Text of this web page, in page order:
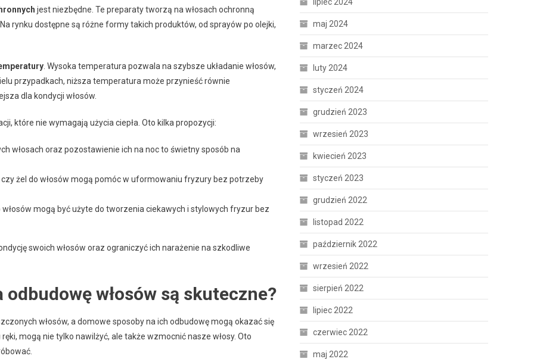
jest niezbędne. Te preparaty tworzą na włosach ochronną
rynku dostępne są różne formy takich produktów, od sprayów po olejki,
. Wysoka temperatura pozwala na szybsze układanie włosów,
przypadkach, niższa temperatura może przynieść równie
dla kondycji włosów.
które nie wymagają użycia ciepła. Oto kilka propozycji:
włosach oraz pozostawienie ich na noc to świetny sposób na
czy żel do włosów mogą pomóc w uformowaniu fryzury bez potrzeby
włosów mogą być użyte do tworzenia ciekawych i stylowych fryzur bez
swoich włosów oraz ograniczyć ich narażenie na szkodliwe
włosów są skuteczne?
włosów, a domowe sposoby na ich odbudowę mogą okazać się
mogą nie tylko nawilżyć, ale także wzmocnić nasze włosy. Oto
maj 2024
marzec 2024
luty 2024
styczeń 2024
grudzień 2023
wrzesień 2023
kwiecień 2023
styczeń 2023
grudzień 2022
listopad 2022
październik 2022
wrzesień 2022
sierpień 2022
lipiec 2022
czerwiec 2022
maj 2022